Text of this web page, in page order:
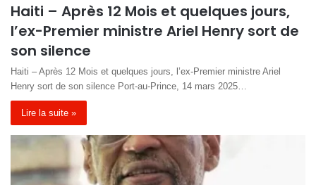
Haiti – Après 12 Mois et quelques jours,
l’ex-Premier ministre Ariel Henry sort de
son silence
Haiti – Après 12 Mois et quelques jours, l’ex-Premier ministre Ariel
Henry sort de son silence Port-au-Prince, 14 mars 2025…
Lire la suite »